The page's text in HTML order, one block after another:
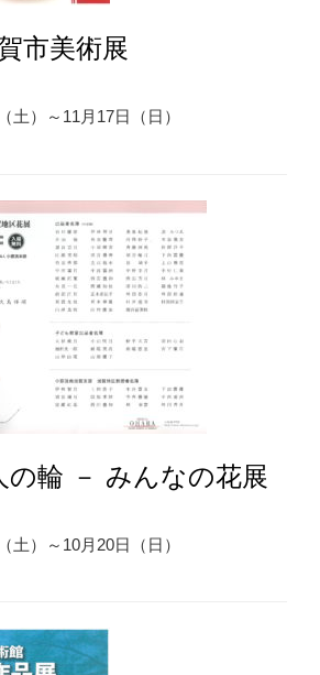
市美術展
土）～11月17日（日）
輪 － みんなの花展
土）～10月20日（日）